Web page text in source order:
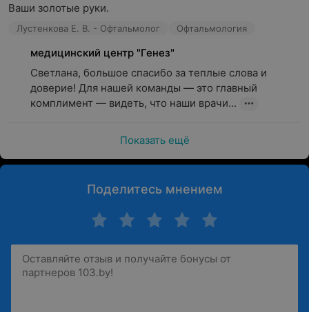
Ваши золотые руки.
Лустенкова Е. В. - Офтальмолог Офтальмология
медицинский центр "Генез"
Светлана, большое спасибо за теплые слова и
доверие! Для нашей команды — это главный
комплимент — видеть, что наши врачи...
Показать ещё
Поделитесь мнением